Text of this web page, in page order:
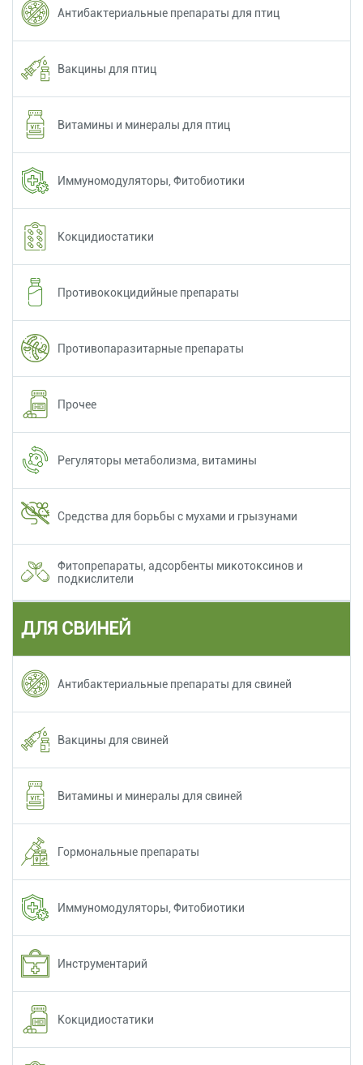
Антибактериальные препараты для птиц
Вакцины для птиц
Витамины и минералы для птиц
Иммуномодуляторы, Фитобиотики
Кокцидиостатики
Противококцидийные препараты
Противопаразитарные препараты
Прочее
Регуляторы метаболизма, витамины
Средства для борьбы с мухами и грызунами
Фитопрепараты, адсорбенты микотоксинов и
подкислители
ДЛЯ СВИНЕЙ
Антибактериальные препараты для свиней
Вакцины для свиней
Витамины и минералы для свиней
Гормональные препараты
Иммуномодуляторы, Фитобиотики
Инструментарий
Кокцидиостатики